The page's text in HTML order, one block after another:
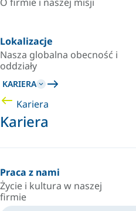
Lokalizacje
Nasza globalna obecność i
oddziały
KARIERA
Kariera
Kariera
Praca z nami
Życie i kultura w naszej
firmie